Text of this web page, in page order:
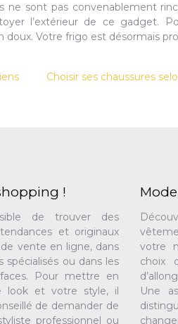
ne sont pas convenablement
l’extérieur de ce gadget.
Votre frigo est désormais
Choisir ses chaussures
!
de trouver des
et originaux
vente en ligne, dans
spécialisés ou dans les
Pour mettre en
look et votre style, il
de demander de
professionnel ou
votre
choix
Une